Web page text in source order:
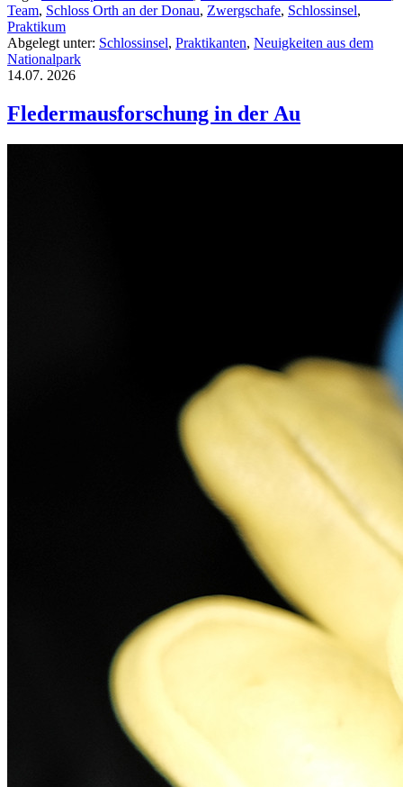
Team, Schloss Orth an der Donau, Zwergschafe, Schlossinsel,
Praktikum
Abgelegt unter: Schlossinsel, Praktikanten, Neuigkeiten aus dem
Nationalpark
14.07. 2026
Fledermausforschung in der Au